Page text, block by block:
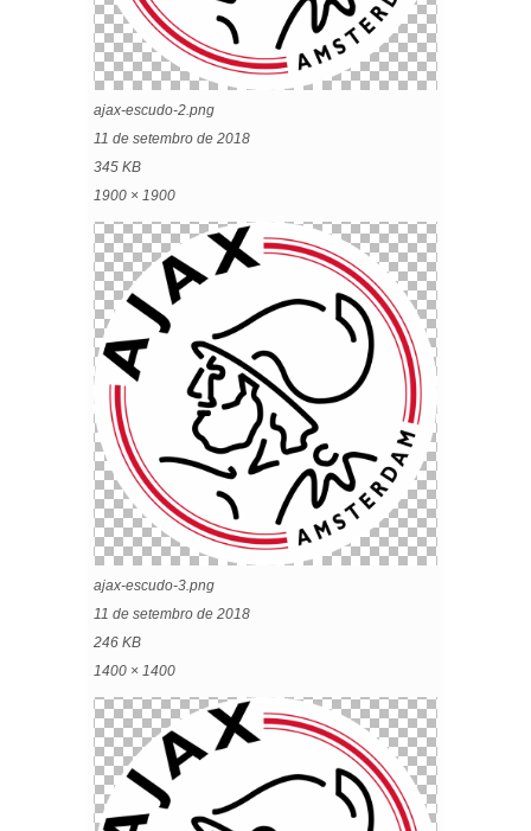
ajax-escudo-2.png
11 de setembro de 2018
345 KB
1900 × 1900
ajax-escudo-3.png
11 de setembro de 2018
246 KB
1400 × 1400